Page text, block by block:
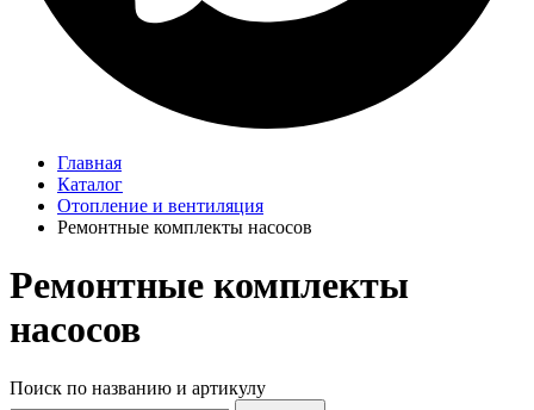
Главная
Каталог
Отопление и вентиляция
Ремонтные комплекты насосов
Ремонтные комплекты
насосов
Поиск по названию и артикулу